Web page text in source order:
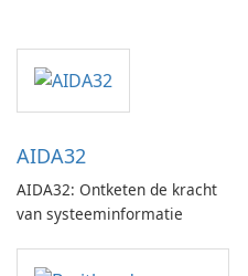
AIDA32
AIDA32: Ontketen de kracht
van systeeminformatie